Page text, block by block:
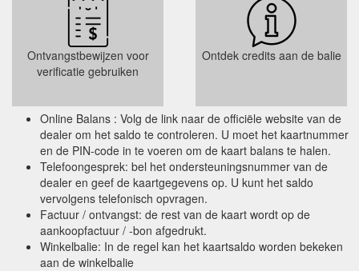
Ontvangstbewijzen voor
verificatie gebruiken
Ontdek credits aan de balie
Online Balans : Volg de link naar de officiële website van de
dealer om het saldo te controleren. U moet het kaartnummer
en de PIN-code in te voeren om de kaart balans te halen.
Telefoongesprek: bel het ondersteuningsnummer van de
dealer en geef de kaartgegevens op. U kunt het saldo
vervolgens telefonisch opvragen.
Factuur / ontvangst: de rest van de kaart wordt op de
aankoopfactuur / -bon afgedrukt.
Winkelbalie: In de regel kan het kaartsaldo worden bekeken
aan de winkelbalie